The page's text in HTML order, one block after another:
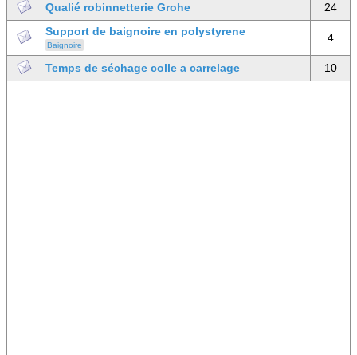
Qualié robinnetterie Grohe
24
Support de baignoire en polystyrene
Baignoire
4
Temps de séchage colle a carrelage 10